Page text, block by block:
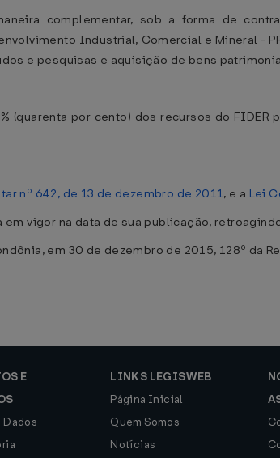
complementar, sob a forma de
Industrial, Comercial e Mineral -
e pesquisas e aquisição de bens
(quarenta por cento) dos recursos do
nº 642, de 13 de dezembro de 2011, e a Lei
em vigor na data de sua publicação,
em 30 de dezembro de 2015, 128º da
E
Dados
LINKS LEGISWEB
Página Inicial
Quem Somos
Notícias